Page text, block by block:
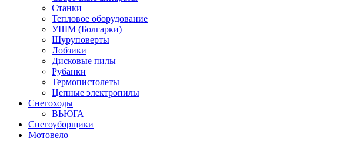
Станки
Тепловое оборудование
УШМ (Болгарки)
Шуруповерты
Лобзики
Дисковые пилы
Рубанки
Термопистолеты
Цепные электропилы
Снегоходы
ВЬЮГА
Снегоуборщики
Мотовело